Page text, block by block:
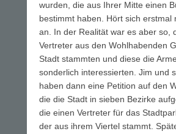
wurden, die aus Ihrer Mitte einen
bestimmt haben. Hört sich erstmal
an. In der Realität war es aber so,
Vertreter aus den Wohlhabenden
Stadt stammten und diese die
sonderlich interessierten. Jim und
haben dann eine Petition auf den
die die Stadt in sieben Bezirke
die einen Vertreter für das
der aus ihrem Viertel stammt.